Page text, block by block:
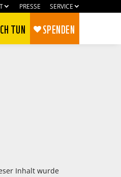
PRESSE SERVICE
TUN SPENDEN
Inhalt wurde